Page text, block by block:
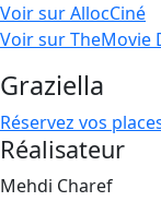
Voir sur AllocCiné
Voir sur TheMovie
Graziella
Réservez vos
Réalisateur
Mehdi Charef